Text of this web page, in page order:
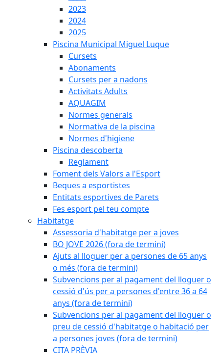
2023
2024
2025
Piscina Municipal Miguel Luque
Cursets
Abonaments
Cursets per a nadons
Activitats Adults
AQUAGIM
Normes generals
Normativa de la piscina
Normes d'higiene
Piscina descoberta
Reglament
Foment dels Valors a l'Esport
Beques a esportistes
Entitats esportives de Parets
Fes esport pel teu compte
Habitatge
Assessoria d'habitatge per a joves
BO JOVE 2026 (fora de termini)
Ajuts al lloguer per a persones de 65 anys
o més (fora de termini)
Subvencions per al pagament del lloguer o
cessió d'ús per a persones d'entre 36 a 64
anys (fora de termini)
Subvencions per al pagament del lloguer o
preu de cessió d'habitatge o habitació per
a persones joves (fora de termini)
CITA PRÈVIA